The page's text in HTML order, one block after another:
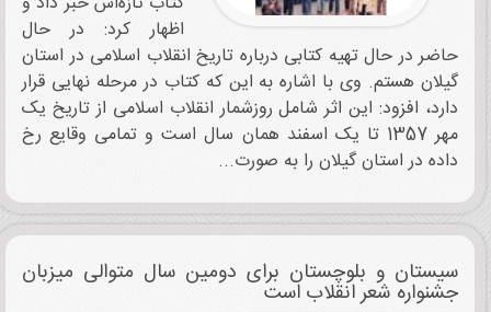
اظهار کرد: در حال
حاضر در حال تهیه کتابی درباره تاریخ انقلاب اسلامی در استان
گیلان هستم. وی با اشاره به این که کتاب در مرحله نهایی قرار
دارد، افزود: این اثر شامل روزشمار انقلاب اسلامی از تاریخ یک
مهر 1357 تا یک اسفند همان سال است و تمامی وقایع رخ
داده در استان گیلان را به صورت...
سیستان و بلوچستان برای دومین سال متوالی میزبان
جشنواره شعر انقلاب است